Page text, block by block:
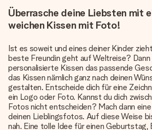
Überrasche deine Liebsten mit
weichen Kissen mit Foto!
Ist es soweit und eines deiner Kinder
beste Freundin geht auf Weltreise? Dann
personalisierte Kissen das passende
das Kissen nämlich ganz nach deinen
gestalten. Entscheide dich für eine
ein Logo oder Foto. Kannst du dich
Fotos nicht entscheiden? Mach dann
deinen Lieblingsfotos. Auf diese Weise
nah. Eine tolle Idee für einen Geburtstag,